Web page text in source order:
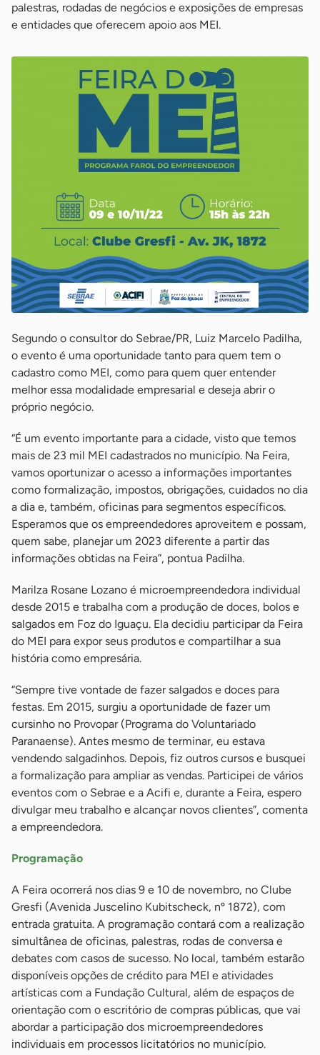
palestras, rodadas de negócios e exposições de empresas
e entidades que oferecem apoio aos MEI.
Segundo o consultor do Sebrae/PR, Luiz Marcelo Padilha,
o evento é uma oportunidade tanto para quem tem o
cadastro como MEI, como para quem quer entender
melhor essa modalidade empresarial e deseja abrir o
próprio negócio.
“É um evento importante para a cidade, visto que temos
mais de 23 mil MEI cadastrados no município. Na Feira,
vamos oportunizar o acesso a informações importantes
como formalização, impostos, obrigações, cuidados no dia
a dia e, também, oficinas para segmentos específicos.
Esperamos que os empreendedores aproveitem e possam,
quem sabe, planejar um 2023 diferente a partir das
informações obtidas na Feira”, pontua Padilha.
Marilza Rosane Lozano é microempreendedora individual
desde 2015 e trabalha com a produção de doces, bolos e
salgados em Foz do Iguaçu. Ela decidiu participar da Feira
do MEI para expor seus produtos e compartilhar a sua
história como empresária.
“Sempre tive vontade de fazer salgados e doces para
festas. Em 2015, surgiu a oportunidade de fazer um
cursinho no Provopar (Programa do Voluntariado
Paranaense). Antes mesmo de terminar, eu estava
vendendo salgadinhos. Depois, fiz outros cursos e busquei
a formalização para ampliar as vendas. Participei de vários
eventos com o Sebrae e a Acifi e, durante a Feira, espero
divulgar meu trabalho e alcançar novos clientes”, comenta
a empreendedora.
Programação
A Feira ocorrerá nos dias 9 e 10 de novembro, no Clube
Gresfi (Avenida Juscelino Kubitscheck, nº 1872), com
entrada gratuita. A programação contará com a realização
simultânea de oficinas, palestras, rodas de conversa e
debates com casos de sucesso. No local, também estarão
disponíveis opções de crédito para MEI e atividades
artísticas com a Fundação Cultural, além de espaços de
orientação com o escritório de compras públicas, que vai
abordar a participação dos microempreendedores
individuais em processos licitatórios no município.